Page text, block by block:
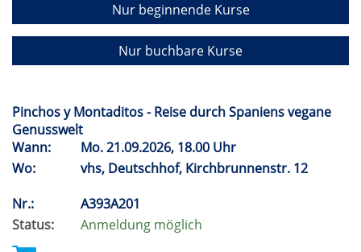
Nur beginnende Kurse
Nur buchbare Kurse
Pinchos y Montaditos - Reise durch Spaniens vegane
Genusswelt
Wann:
Mo.21.09.2026, 18.00 Uhr
Wo:
vhs, Deutschhof, Kirchbrunnenstr. 12
Nr.:
A393A201
Status:
Anmeldung möglich